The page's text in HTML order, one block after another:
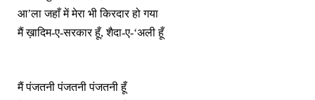
आ’ला जहाँ में मेरा भी किरदार हो गया
मैं ख़ादिम-ए-सरकार हूँ, शैदा-ए-‘अली हूँ
मैं पंजतनी पंजतनी पंजतनी हूँ